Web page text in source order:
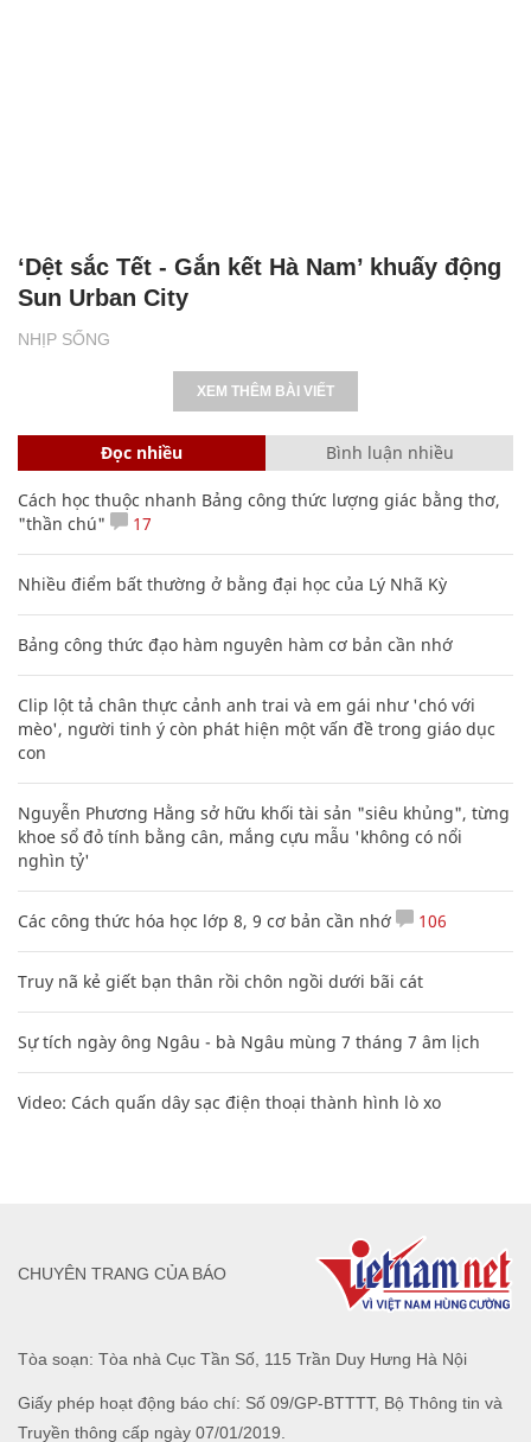
NHỊP SỐNG
‘Dệt sắc Tết - Gắn kết Hà Nam’ khuấy động
Sun Urban City
XEM THÊM BÀI VIẾT
Đọc nhiều Bình luận nhiều
Cách học thuộc nhanh Bảng công thức lượng giác bằng thơ,
"thần chú"
17
Nhiều điểm bất thường ở bằng đại học của Lý Nhã Kỳ
Bảng công thức đạo hàm nguyên hàm cơ bản cần nhớ
Clip lột tả chân thực cảnh anh trai và em gái như 'chó với
mèo', người tinh ý còn phát hiện một vấn đề trong giáo dục
con
Nguyễn Phương Hằng sở hữu khối tài sản "siêu khủng", từng
khoe sổ đỏ tính bằng cân, mắng cựu mẫu 'không có nổi
nghìn tỷ'
Các công thức hóa học lớp 8, 9 cơ bản cần nhớ 106
Truy nã kẻ giết bạn thân rồi chôn ngồi dưới bãi cát
Sự tích ngày ông Ngâu - bà Ngâu mùng 7 tháng 7 âm lịch
Video: Cách quấn dây sạc điện thoại thành hình lò xo
Tòa soạn: Tòa nhà Cục Tần Số, 115 Trần Duy Hưng Hà Nội
Giấy phép hoạt động báo chí: Số 09/GP-BTTTT, Bộ Thông tin và
Truyền thông cấp ngày 07/01/2019.
CHUYÊN TRANG CỦA BÁO